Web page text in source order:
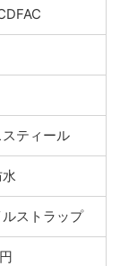
ティール
ストラップ